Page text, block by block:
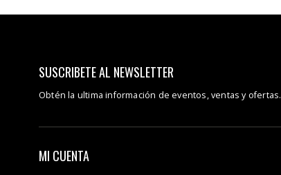
SUSCRIBETE AL NEWSLETTER
Obtén la ultima información de eventos, ventas y ofertas.
MI CUENTA